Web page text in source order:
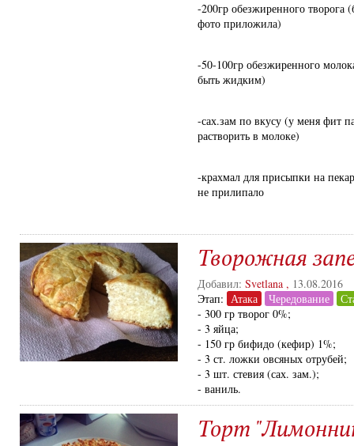
-200гр обезжиренного творога
фото приложила)
-50-100гр обезжиренного
быть жидким)
-сах.зам по вкусу (у меня фит
растворить в молоке)
-крахмал для присыпки на
не прилипало
Творожная
Добавил: Svetlana , 13.08.2016
Этап: Атака Чередование
- 300 гр творог 0%;
- 3 яйца;
- 150 гр бифидо (кефир) 1%;
- 3 ст. ложки овсяных отрубей;
- 3 шт. стевия (сах. зам.);
- ваниль.
Торт